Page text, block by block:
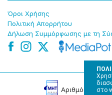
στο
Όροɩ Χρήσης
Πολɩτɩκή Απορρήτου
Δήλωση Συμμόρφωσης με τη
Αρɩθμός